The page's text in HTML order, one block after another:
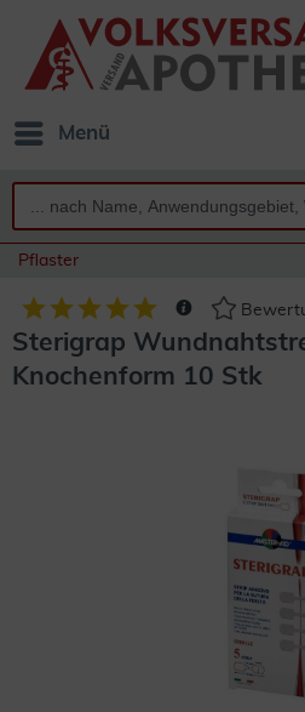
Menü
Pflaster
Sterigrap
Knochenform 10 Stk